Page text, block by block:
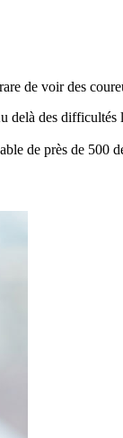
de voir des
delà des difficultés
de près de 500